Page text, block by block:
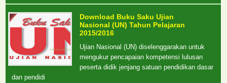
Download Buku Saku Ujian
Nasional (UN) Tahun Pelajaran
2015/2016
Ujian Nasional (UN) diselenggarakan untuk
mengukur pencapaian kompetensi lulusan
peserta didik jenjang satuan pendidikan dasar
dan pendidi